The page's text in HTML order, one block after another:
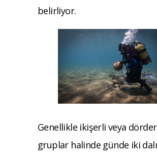
belirliyor.
Genellikle ikişerli veya
gruplar halinde günde iki